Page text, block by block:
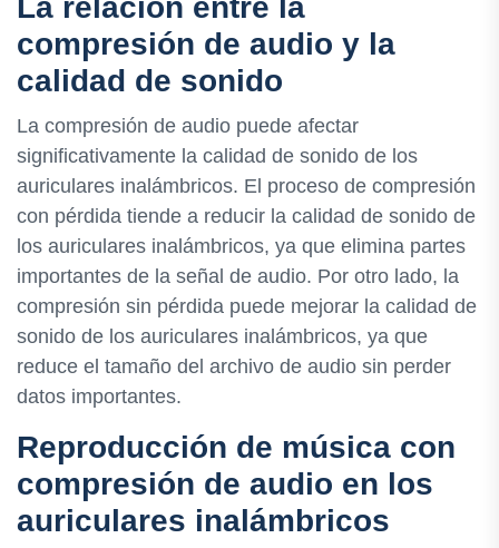
compresión de audio y la
calidad de sonido
La compresión de audio puede afectar
significativamente la calidad de sonido de los
auriculares inalámbricos. El proceso de compresión
con pérdida tiende a reducir la calidad de sonido de
los auriculares inalámbricos, ya que elimina partes
importantes de la señal de audio. Por otro lado, la
compresión sin pérdida puede mejorar la calidad de
sonido de los auriculares inalámbricos, ya que
reduce el tamaño del archivo de audio sin perder
datos importantes.
Reproducción de música con
compresión de audio en los
auriculares inalámbricos